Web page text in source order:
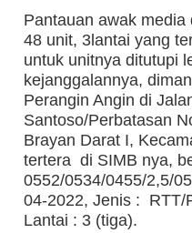
Pantauan awak
48 unit, 3lantai yang
untuk unitnya ditutupi
kejanggalannya,
Perangin Angin di
Santoso/Perbatasan
Brayan Darat I,
tertera di SIMB nya,
0552/0534/0455/2,5/
04-2022, Jenis : RTT/
Lantai : 3 (tiga).